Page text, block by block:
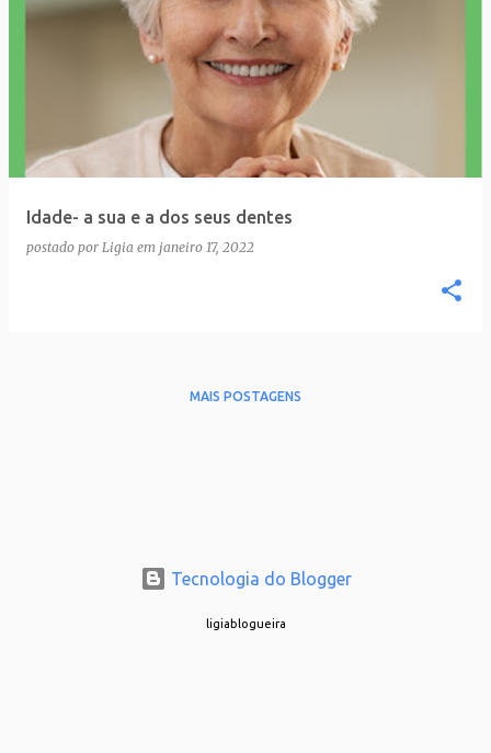
Idade- a sua e a dos seus dentes
postado por Ligia em janeiro 17, 2022
MAIS POSTAGENS
Tecnologia do Blogger
ligiablogueira